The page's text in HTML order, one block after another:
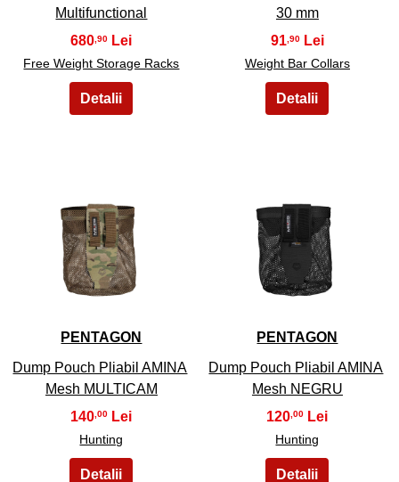
Multifunctional
680 ,90
Free Weight Storage Racks
30 mm
91 ,90
Weight Bar Collars
21
PENTAGON
Dump Pouch Pliabil AMINA
Mesh MULTICAM
140,00
Hunting
PENTAGON
Dump Pouch Pliabil AMINA
Mesh NEGRU
120,00
Hunting